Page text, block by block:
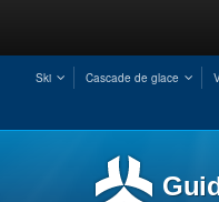
Ski Cascade de glace